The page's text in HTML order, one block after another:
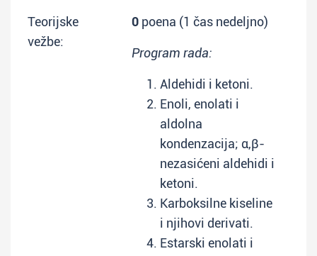
Teorijske
vežbe:
0 poena (1 čas nedeljno)
Program rada:
Aldehidi i ketoni.
Enoli, enolati i
aldolna
kondenzacija; α,β-
nezasićeni aldehidi i
ketoni.
Karboksilne kiseline
i njihovi derivati.
Estarski enolati i